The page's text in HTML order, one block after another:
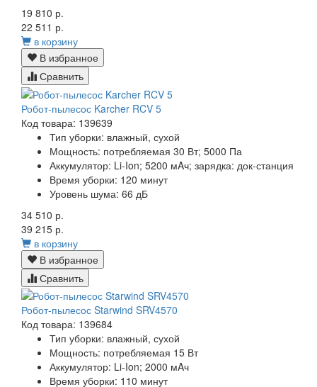
19 810 р.
22 511 р.
в корзину
В избранное
Сравнить
Робот-пылесос Karcher RCV 5
Код товара: 139639
Тип уборки: влажный, сухой
Мощность: потребляемая 30 Вт; 5000 Па
Аккумулятор: Li-Ion; 5200 мAч; зарядка: док-станция
Время уборки: 120 минут
Уровень шума: 66 дБ
34 510 р.
39 215 р.
в корзину
В избранное
Сравнить
Робот-пылесос Starwind SRV4570
Код товара: 139684
Тип уборки: влажный, сухой
Мощность: потребляемая 15 Вт
Аккумулятор: Li-Ion; 2000 мAч
Время уборки: 110 минут